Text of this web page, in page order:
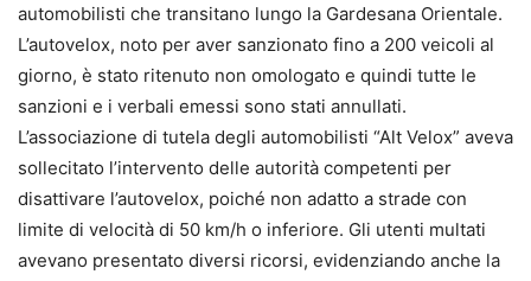
automobilisti che transitano lungo la Gardesana Orientale.
L’autovelox, noto per aver sanzionato fino a 200 veicoli al
giorno, è stato ritenuto non omologato e quindi tutte le
sanzioni e i verbali emessi sono stati annullati.
L’associazione di tutela degli automobilisti “Alt Velox” aveva
sollecitato l’intervento delle autorità competenti per
disattivare l’autovelox, poiché non adatto a strade con
limite di velocità di 50 km/h o inferiore. Gli utenti multati
avevano presentato diversi ricorsi, evidenziando anche la